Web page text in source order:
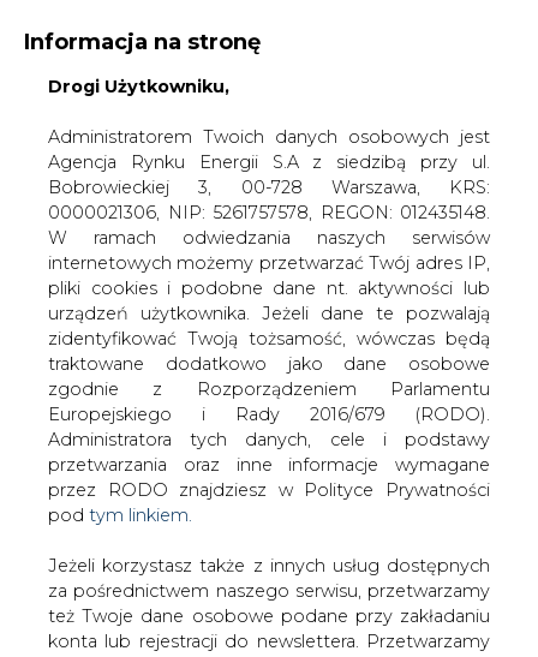
KONTAKT:
WYDAWCA PORTALU:
WYSOKI KONTRAST WIELKOŚĆ TEKSTU A A
ZALOGUJ SIĘ
WŁĄCZ CIRE.TV
Informacja na stronę
Drogi Użytkowniku,
Administratorem Twoich danych osobowych jest
Agencja Rynku Energii S.A z siedzibą przy ul.
Bobrowieckiej 3, 00-728 Warszawa, KRS:
0000021306, NIP: 5261757578, REGON: 012435148.
W ramach odwiedzania naszych serwisów
internetowych możemy przetwarzać Twój adres IP,
pliki cookies i podobne dane nt. aktywności lub
urządzeń użytkownika. Jeżeli dane te pozwalają
zidentyfikować Twoją tożsamość, wówczas będą
traktowane dodatkowo jako dane osobowe
zgodnie z Rozporządzeniem Parlamentu
Europejskiego i Rady 2016/679 (RODO).
Administratora tych danych, cele i podstawy
przetwarzania oraz inne informacje wymagane
przez RODO znajdziesz w Polityce Prywatności
pod tym linkiem.
Jeżeli korzystasz także z innych usług dostępnych
za pośrednictwem naszego serwisu, przetwarzamy
też Twoje dane osobowe podane przy zakładaniu
konta lub rejestracji do newslettera. Przetwarzamy